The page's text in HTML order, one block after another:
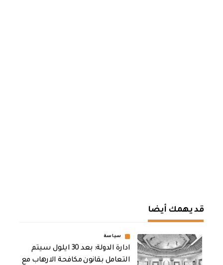
قد يهمك أيضا
سياسة
ادارة الدولة: بعد 30 ايلول سيتم
التعامل بقانون مكافحة الارهاب مع